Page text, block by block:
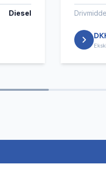
Diesel